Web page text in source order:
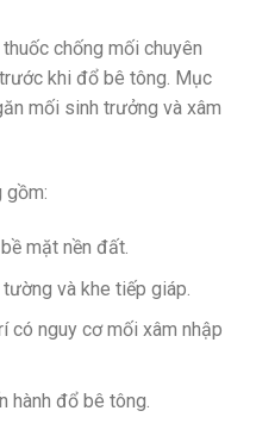
chống mối chuyên
khi đổ bê tông. Mục
mối sinh trưởng và xâm
gồm:
mặt nền đất.
và khe tiếp giáp.
có nguy cơ mối xâm nhập
hành đổ bê tông.